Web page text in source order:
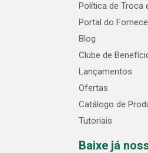
Política de Troca
Portal do
Blog
Clube de
Lançamentos
Ofertas
Catálogo de
Tutoriais
Baixe já